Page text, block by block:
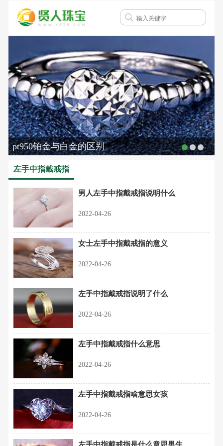
pt950铂金与白金的区别
左手中指戴戒指
男人左手中指戴戒指说明什么
2022-04-26
女士左手中指戴戒指的意义
2022-04-26
左手中指戴戒指说明了什么
2022-04-26
左手中指戴戒指什么意思
2022-04-26
左手中指戴戒指啥意思女孩
2022-04-26